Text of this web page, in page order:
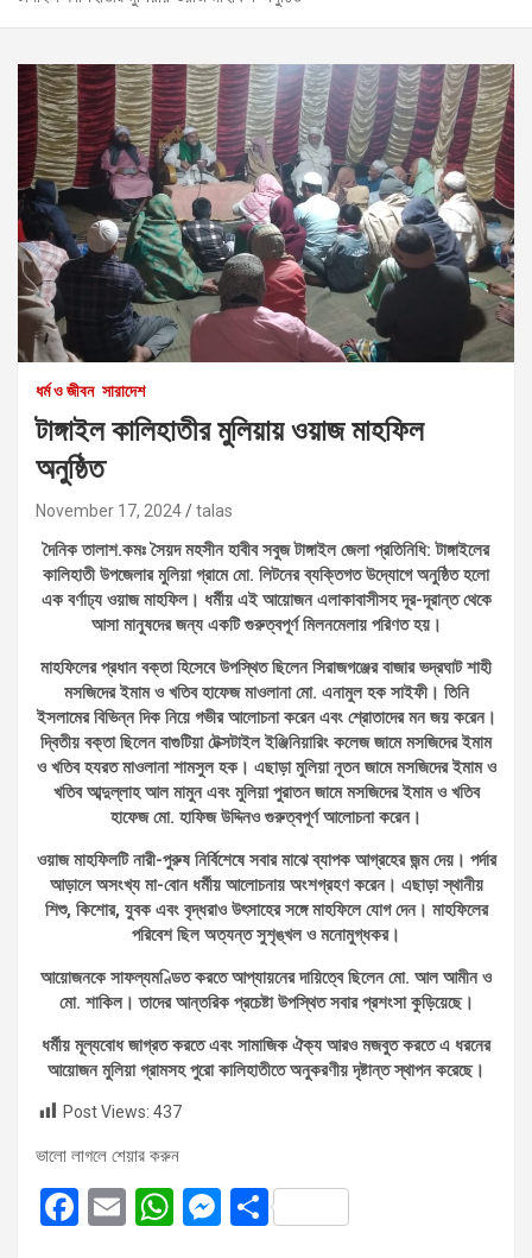
ধর্ম ও জীবন সারাদেশ
টাঙ্গাইল কালিহাতীর মুলিয়ায় ওয়াজ মাহফিল
অনুষ্ঠিত
November 17, 2024 talas
দৈনিক তালাশ.কমঃ সৈয়দ মহসীন হাবীব সবুজ টাঙ্গাইল জেলা প্রতিনিধি: টাঙ্গাইলের
কালিহাতী উপজেলার মুলিয়া গ্রামে মো. লিটনের ব্যক্তিগত উদ্যোগে অনুষ্ঠিত হলো
এক বর্ণাঢ্য ওয়াজ মাহফিল। ধর্মীয় এই আয়োজন এলাকাবাসীসহ দূর-দূরান্ত থেকে
আসা মানুষদের জন্য একটি গুরুত্বপূর্ণ মিলনমেলায় পরিণত হয়।
মাহফিলের প্রধান বক্তা হিসেবে উপস্থিত ছিলেন সিরাজগঞ্জের বাজার ভদ্রঘাট শাহী
মসজিদের ইমাম ও খতিব হাফেজ মাওলানা মো. এনামুল হক সাইফী। তিনি
ইসলামের বিভিন্ন দিক নিয়ে গভীর আলোচনা করেন এবং শ্রোতাদের মন জয় করেন।
দ্বিতীয় বক্তা ছিলেন বাগুটিয়া টেক্সটাইল ইঞ্জিনিয়ারিং কলেজ জামে মসজিদের ইমাম
ও খতিব হযরত মাওলানা শামসুল হক। এছাড়া মুলিয়া নূতন জামে মসজিদের ইমাম ও
খতিব আব্দুল্লাহ আল মামুন এবং মুলিয়া পুরাতন জামে মসজিদের ইমাম ও খতিব
হাফেজ মো. হাফিজ উদ্দিনও গুরুত্বপূর্ণ আলোচনা করেন।
ওয়াজ মাহফিলটি নারী-পুরুষ নির্বিশেষে সবার মাঝে ব্যাপক আগ্রহের জন্ম দেয়। পর্দার
আড়ালে অসংখ্য মা-বোন ধর্মীয় আলোচনায় অংশগ্রহণ করেন। এছাড়া স্থানীয়
শিশু, কিশোর, যুবক এবং বৃদ্ধরাও উৎসাহের সঙ্গে মাহফিলে যোগ দেন। মাহফিলের
পরিবেশ ছিল অত্যন্ত সুশৃঙ্খল ও মনোমুগ্ধকর।
আয়োজনকে সাফল্যমণ্ডিত করতে আপ্যায়নের দায়িত্বে ছিলেন মো. আল আমীন ও
মো. শাকিল। তাদের আন্তরিক প্রচেষ্টা উপস্থিত সবার প্রশংসা কুড়িয়েছে।
ধর্মীয় মূল্যবোধ জাগ্রত করতে এবং সামাজিক ঐক্য আরও মজবুত করতে এ ধরনের
আয়োজন মুলিয়া গ্রামসহ পুরো কালিহাতীতে অনুকরণীয় দৃষ্টান্ত স্থাপন করেছে।
Post Views: 437
ভালো লাগলে শেয়ার করুন
F
E
W M S